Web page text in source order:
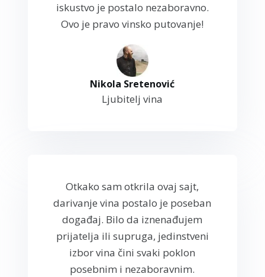
iskustvo je postalo nezaboravno.
Ovo je pravo vinsko putovanje!
Nikola Sretenović
Ljubitelj vina
Otkako sam otkrila ovaj sajt,
darivanje vina postalo je poseban
događaj. Bilo da iznenađujem
prijatelja ili supruga, jedinstveni
izbor vina čini svaki poklon
posebnim i nezaboravnim.